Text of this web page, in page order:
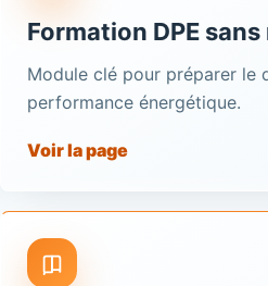
Formation DPE
Module clé pour préparer le
performance énergétique.
Voir la page